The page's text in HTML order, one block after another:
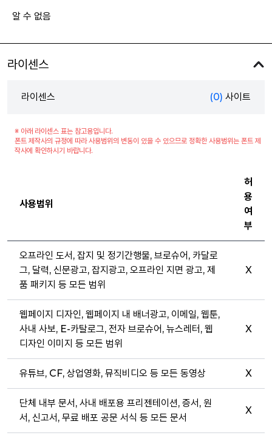
알 수 없음
라이센스
라이센스 (0) 사이트
※ 아래 라이센스 표는 참고용입니다.
폰트 제작사의 규정에 따라 사용범위의 변동이 있을 수 있으므로 정확한 사용범위는 폰트 제
작사에 확인하시기 바랍니다.
사용범위
허
용
여
부
오프라인 도서, 잡지 및 정기간행물, 브로슈어, 카달로
그, 달력, 신문광고, 잡지광고, 오프라인 지면 광고, 제
품 패키지 등 모든 범위
X
웹페이지 디자인, 웹페이지 내 배너광고, 이메일, 웹툰,
사내 사보, E-카탈로그, 전자 브로슈어, 뉴스레터, 웹
디자인 이미지 등 모든 범위
X
유튜브, CF, 상업영화, 뮤직비디오 등 모든 동영상 X
단체 내부 문서, 사내 배포용 프리젠테이션, 증서, 원
서, 신고서, 무료 배포 공문 서식 등 모든 문서
X